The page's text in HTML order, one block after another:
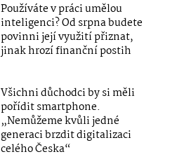
Používáte v práci umělou
inteligenci? Od srpna budete
povinni její využití přiznat,
jinak hrozí finanční postih
Všichni důchodci by si měli
pořídit smartphone.
„Nemůžeme kvůli jedné
generaci brzdit digitalizaci
celého Česka“